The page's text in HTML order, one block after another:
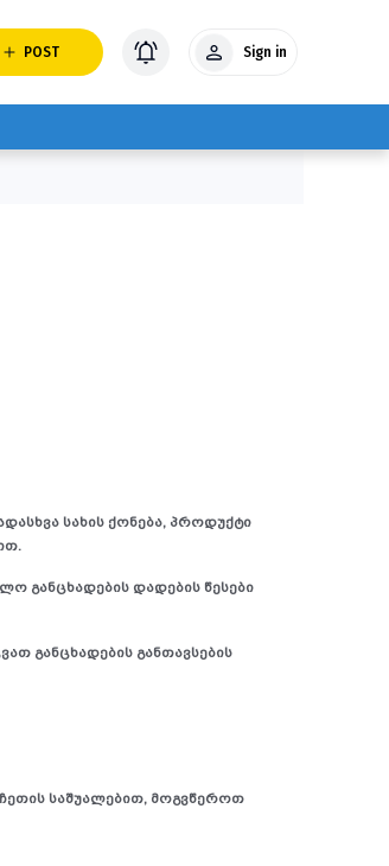
POST Sign in
სახის ქონება, პროდუქტი
განცხადების დადების წესები
განცხადების განთავსების
საშუალებით, მოგვწეროთ